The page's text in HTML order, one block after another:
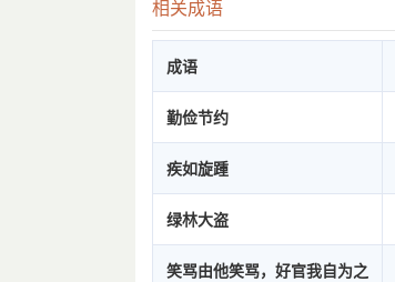
相关成语
成语
勤俭节约
疾如旋踵
绿林大盗
笑骂由他笑骂，好官我自为之